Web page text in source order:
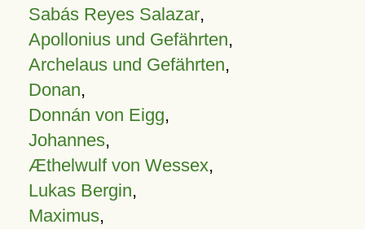
Sabás Reyes Salazar,
Apollonius und Gefährten,
Archelaus und Gefährten,
Donan,
Donnán von Eigg,
Johannes,
Æthelwulf von Wessex,
Lukas Bergin,
Maximus,